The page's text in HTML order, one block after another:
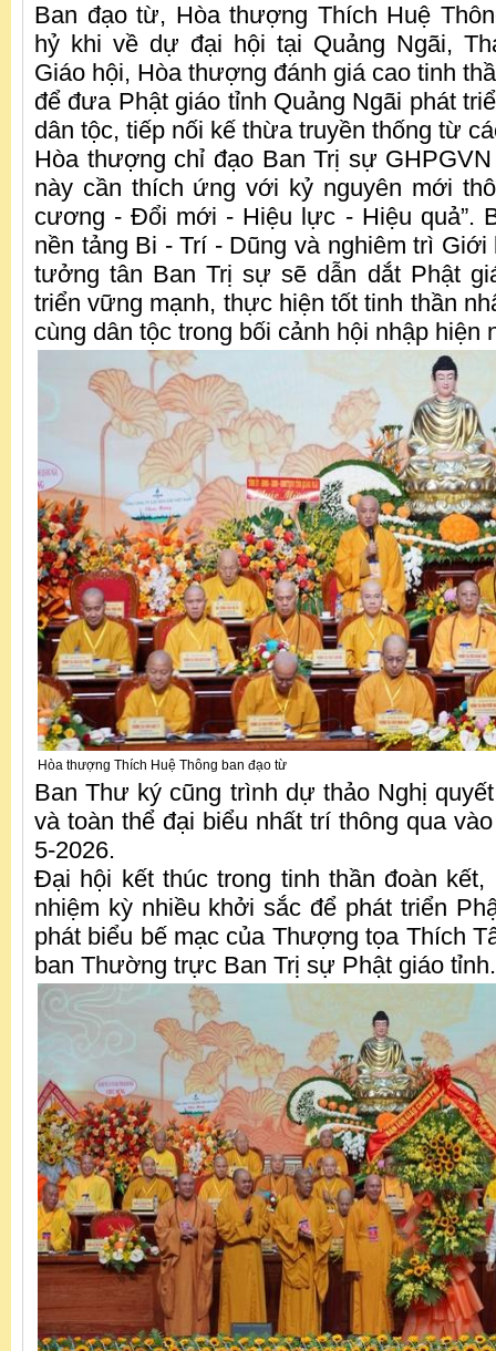
Ban đạo từ, Hòa thượng Thích Huệ
hỷ khi về dự đại hội tại Quảng Ngãi,
Giáo hội, Hòa thượng đánh giá cao tinh
để đưa Phật giáo tỉnh Quảng Ngãi phát
dân tộc, tiếp nối kế thừa truyền thống từ
Hòa thượng chỉ đạo Ban Trị sự
này cần thích ứng với kỷ nguyên mới
cương - Đổi mới - Hiệu lực - Hiệu quả”.
nền tảng Bi - Trí - Dũng và nghiêm trì
tưởng tân Ban Trị sự sẽ dẫn dắt Phật
triển vững mạnh, thực hiện tốt tinh thần
cùng dân tộc trong bối cảnh hội nhập hiện
Hòa thượng Thích Huệ Thông ban đạo từ
Ban Thư ký cũng trình dự thảo Nghị
và toàn thể đại biểu nhất trí thông qua
5-2026.
Đại hội kết thúc trong tinh thần đoàn
nhiệm kỳ nhiều khởi sắc để phát triển
phát biểu bế mạc của Thượng tọa Thích
ban Thường trực Ban Trị sự Phật giáo tỉnh.